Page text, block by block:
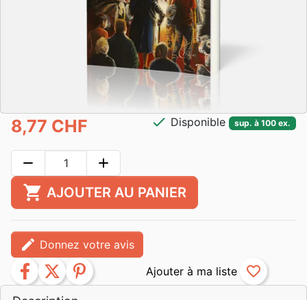
8,77 CHF check Disponible sup. à 100 ex.
remove add
shopping_cart AJOUTER AU PANIER
edit Donnez votre avis
facebook twitter pinterest favorite_border